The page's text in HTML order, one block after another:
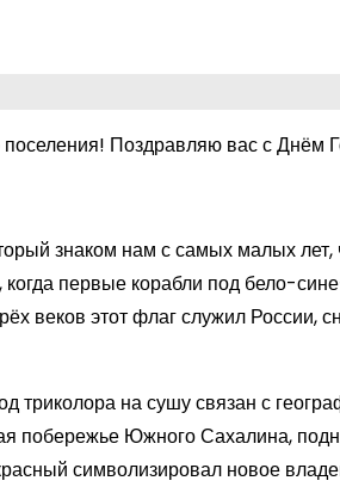
Поздравляю вас с Днём
знаком нам с самых малых лет,
когда первые корабли под бело-
веков этот флаг служил России,
триколора на сушу связан с
побережье Южного Сахалина,
символизировал новое